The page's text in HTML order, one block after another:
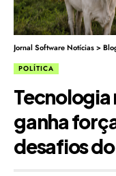
Jornal Software Notícias>
POLÍTICA
Tecnologia
ganha
desafios